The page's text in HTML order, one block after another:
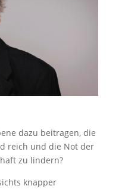
dazu beitragen, die
reich und die Not der
zu lindern?
knapper